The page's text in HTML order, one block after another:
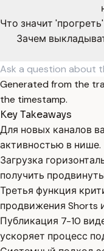
Что значит
Зачем
Generated from the
the timestamp.
Key Takeaways
Для новых каналов
активностью в нише.
Загрузка
получить
Третья функция
продвижения Shorts
Публикация 7-10
ускоряет процесс